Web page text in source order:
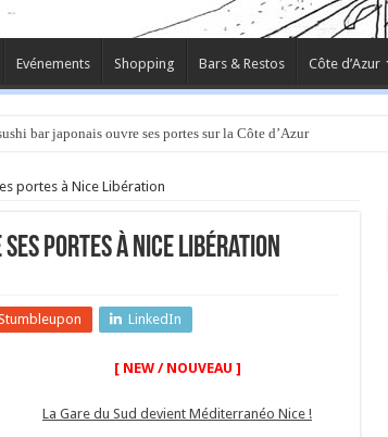
Evénements Shopping Bars & Restos Côte d’Azur
bar japonais ouvre ses portes sur la Côte d’Azur
portes à Nice Libération
ses portes à Nice Libération
LinkedIn
[ NEW / NOUVEAU ]
La Gare du Sud devient Méditerranéo Nice !